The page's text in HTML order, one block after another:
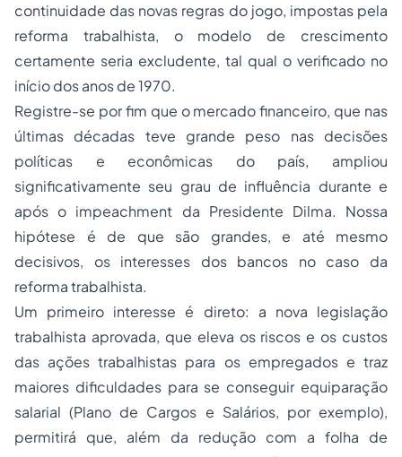
continuidade das novas regras do jogo, impostas pela
reforma trabalhista, o modelo de crescimento
certamente seria excludente, tal qual o verificado no
início dos anos de 1970.
Registre-se por fim que o mercado financeiro, que nas
últimas décadas teve grande peso nas decisões
políticas e econômicas do país, ampliou
significativamente seu grau de influência durante e
após o impeachment da Presidente Dilma. Nossa
hipótese é de que são grandes, e até mesmo
decisivos, os interesses dos bancos no caso da
reforma trabalhista.
Um primeiro interesse é direto: a nova legislação
trabalhista aprovada, que eleva os riscos e os custos
das ações trabalhistas para os empregados e traz
maiores dificuldades para se conseguir equiparação
salarial (Plano de Cargos e Salários, por exemplo),
permitirá que, além da redução com a folha de